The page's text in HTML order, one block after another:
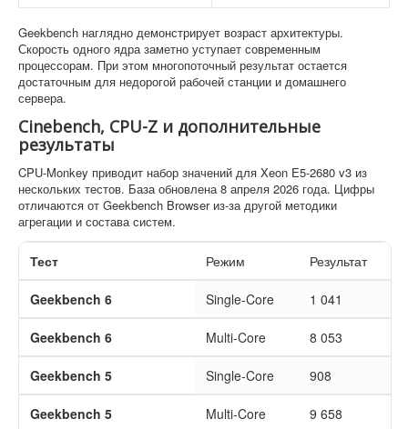
Geekbench наглядно демонстрирует возраст архитектуры.
Скорость одного ядра заметно уступает современным
процессорам. При этом многопоточный результат остается
достаточным для недорогой рабочей станции и домашнего
сервера.
Cinebench, CPU-Z и дополнительные
результаты
CPU-Monkey приводит набор значений для Xeon E5-2680 v3 из
нескольких тестов. База обновлена 8 апреля 2026 года. Цифры
отличаются от Geekbench Browser из-за другой методики
агрегации и состава систем.
Тест Режим Результат
Geekbench 6 Single-Core 1 041
Geekbench 6 Multi-Core 8 053
Geekbench 5 Single-Core 908
Geekbench 5 Multi-Core 9 658